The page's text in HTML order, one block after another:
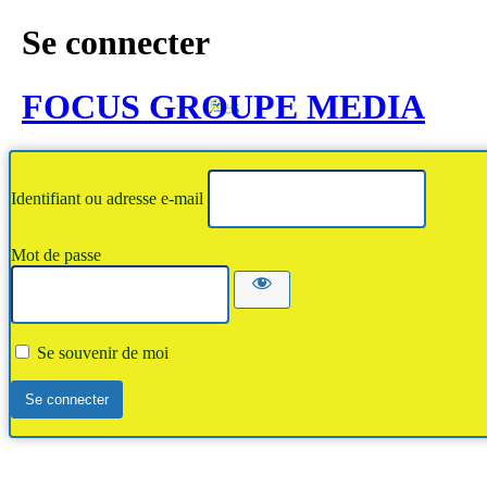
Se connecter
FOCUS GROUPE MEDIA
Identifiant ou adresse e-mail
Mot de passe
Se souvenir de moi